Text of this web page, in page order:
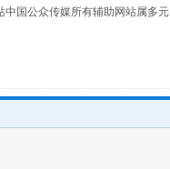
国公众传媒所有辅助网站属多元